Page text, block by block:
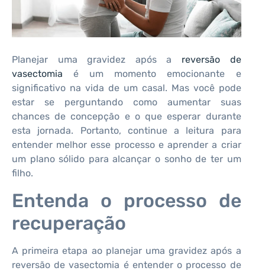
Planejar uma gravidez após a reversão de
vasectomia é um momento emocionante e
significativo na vida de um casal. Mas você pode
estar se perguntando como aumentar suas
chances de concepção e o que esperar durante
esta jornada. Portanto, continue a leitura para
entender melhor esse processo e aprender a criar
um plano sólido para alcançar o sonho de ter um
filho.
Entenda o processo de
recuperação
A primeira etapa ao planejar uma gravidez após a
reversão de vasectomia é entender o processo de